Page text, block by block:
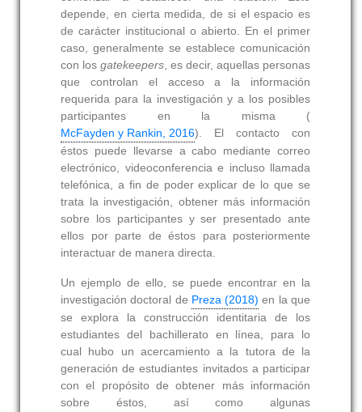
depende, en cierta medida, de si el espacio es
de carácter institucional o abierto. En el primer
caso, generalmente se establece comunicación
con losgatekeepers , es decir, aquellas personas
que controlan el acceso a la información
requerida para la investigación y a los posibles
participantes en la misma (
McFayden y Rankin, 2016). El contacto con
éstos puede llevarse a cabo mediante correo
electrónico, videoconferencia e incluso llamada
telefónica, a fin de poder explicar de lo que se
trata la investigación, obtener más información
sobre los participantes y ser presentado ante
ellos por parte de éstos para posteriormente
interactuar de manera directa.
Un ejemplo de ello, se puede encontrar en la
investigación doctoral de Preza (2018) en la que
se explora la construcción identitaria de los
estudiantes del bachillerato en línea, para lo
cual hubo un acercamiento a la tutora de la
generación de estudiantes invitados a participar
con el propósito de obtener más información
sobre éstos, así como algunas